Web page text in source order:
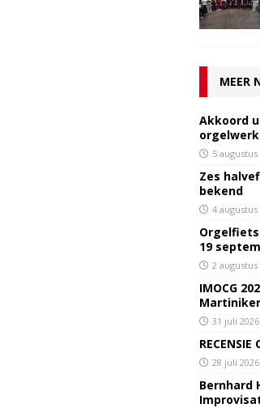
MEER
Akkoord
orgelwerk
5 augustus
Zes
bekend
4 augustus
19
2 augustus
IMOCG
31 juli 2026
28 juli 2026
Bernhard